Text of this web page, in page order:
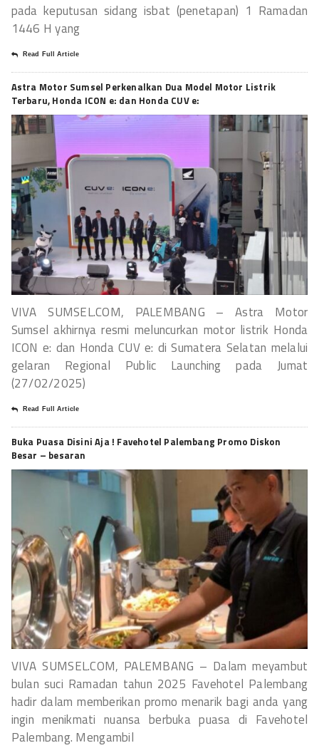
pada keputusan sidang isbat (penetapan) 1 Ramadan
1446 H yang
Read Full Article
Astra Motor Sumsel Perkenalkan Dua Model Motor Listrik
Terbaru, Honda ICON e: dan Honda CUV e:
VIVA SUMSEL.COM, PALEMBANG – Astra Motor
Sumsel akhirnya resmi meluncurkan motor listrik Honda
ICON e: dan Honda CUV e: di Sumatera Selatan melalui
gelaran Regional Public Launching pada Jumat
(27/02/2025)
Read Full Article
Buka Puasa Disini Aja ! Favehotel Palembang Promo Diskon
Besar – besaran
VIVA SUMSEL.COM, PALEMBANG – Dalam meyambut
bulan suci Ramadan tahun 2025 Favehotel Palembang
hadir dalam memberikan promo menarik bagi anda yang
ingin menikmati nuansa berbuka puasa di Favehotel
Palembang. Mengambil